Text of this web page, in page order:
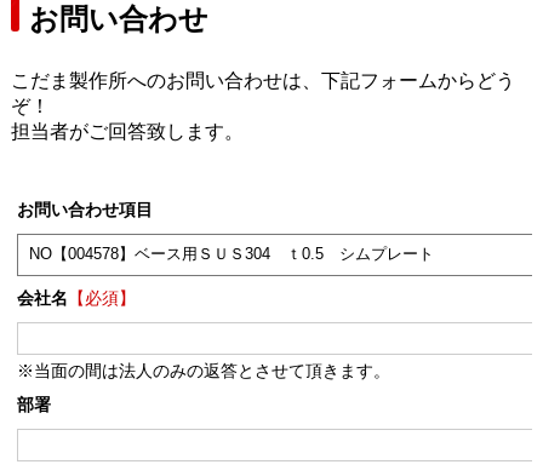
お問い合わせ
こだま製作所へのお問い合わせは、下記フォームからどう
ぞ！
担当者がご回答致します。
お問い合わせ項目
会社名 【必須】
※当面の間は法人のみの返答とさせて頂きます。
部署